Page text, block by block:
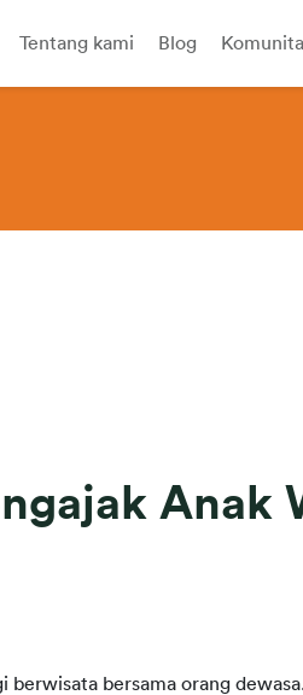
Tentang kami Blog
Anak
bersama orang